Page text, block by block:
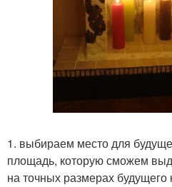
1. выбираем место для
площадь, которую сможем
на точных размерах будущего